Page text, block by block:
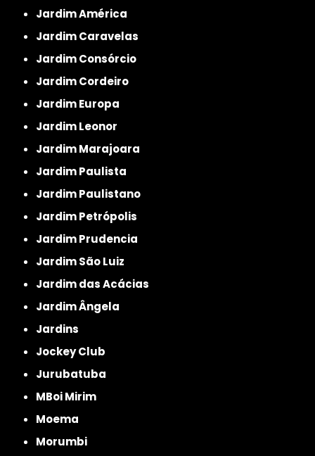
Jardim América
Jardim Caravelas
Jardim Consórcio
Jardim Cordeiro
Jardim Europa
Jardim Leonor
Jardim Marajoara
Jardim Paulista
Jardim Paulistano
Jardim Petrópolis
Jardim Prudencia
Jardim São Luiz
Jardim das Acácias
Jardim Ângela
Jardins
Jockey Club
Jurubatuba
MBoi Mirim
Moema
Morumbi